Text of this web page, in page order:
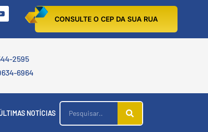
CONSULTE O CEP DA SUA RUA
2595
6964
NOTÍCIAS